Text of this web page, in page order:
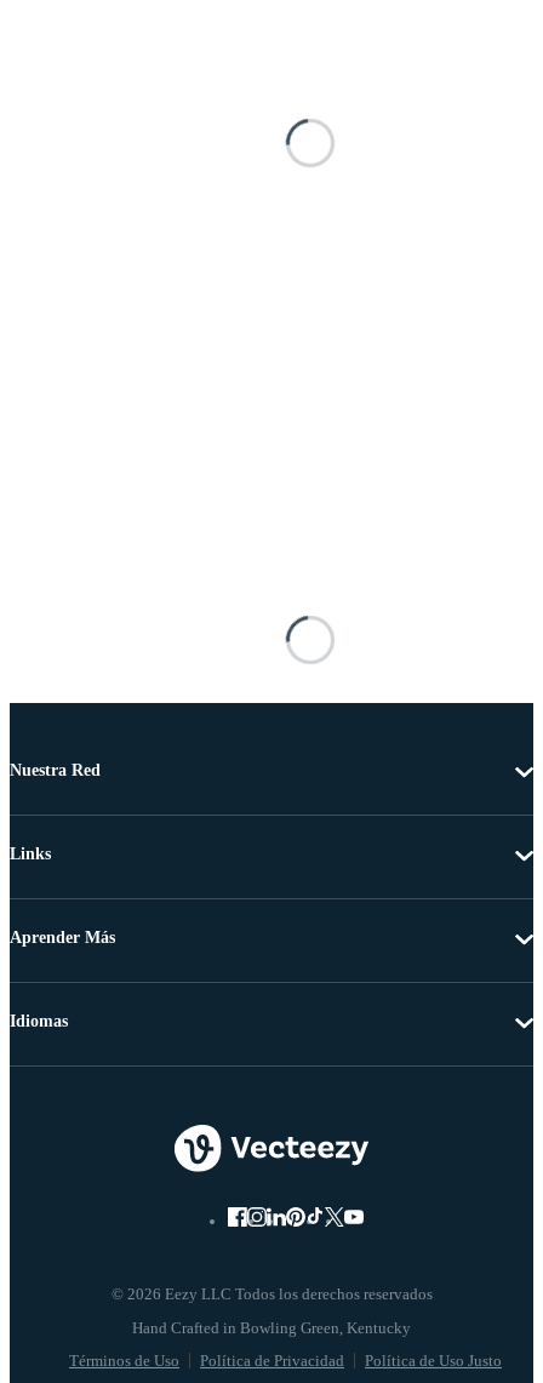
Nuestra Red
Links
Aprender Más
© 2026 Eezy LLC Todos los derechos reservados
Términos de Uso Política de Privacidad Política de Uso Justo
Idiomas